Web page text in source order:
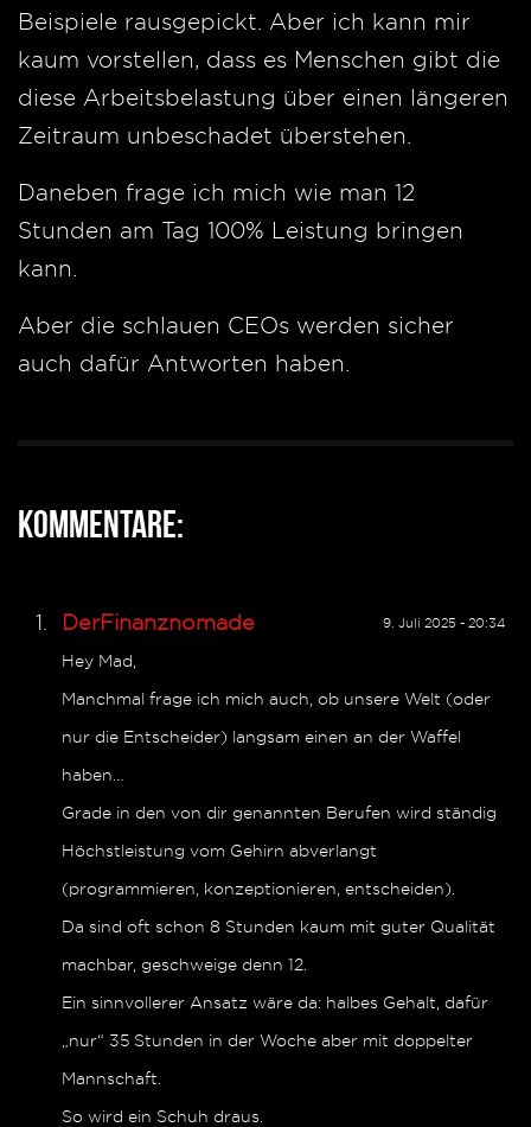
Beispiele rausgepickt. Aber ich kann mir
kaum vorstellen, dass es Menschen gibt die
diese Arbeitsbelastung über einen längeren
Zeitraum unbeschadet überstehen.
Daneben frage ich mich wie man 12
Stunden am Tag 100% Leistung bringen
kann.
Aber die schlauen CEOs werden sicher
auch dafür Antworten haben.
Kommentare:
9. Juli 2025 - 20:34
DerFinanznomade
Hey Mad,
Manchmal frage ich mich auch, ob unsere Welt (oder
nur die Entscheider) langsam einen an der Waffel
haben…
Grade in den von dir genannten Berufen wird ständig
Höchstleistung vom Gehirn abverlangt
(programmieren, konzeptionieren, entscheiden).
Da sind oft schon 8 Stunden kaum mit guter Qualität
machbar, geschweige denn 12.
Ein sinnvollerer Ansatz wäre da: halbes Gehalt, dafür
„nur“ 35 Stunden in der Woche aber mit doppelter
Mannschaft.
So wird ein Schuh draus.